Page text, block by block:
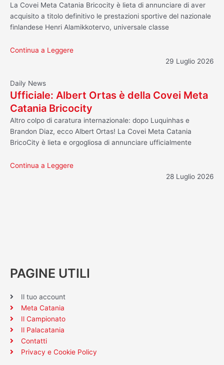
La Covei Meta Catania Bricocity è lieta di annunciare di aver
acquisito a titolo definitivo le prestazioni sportive del nazionale
finlandese Henri Alamikkotervo, universale classe
Continua a Leggere
29 Luglio 2026
Daily News
Ufficiale: Albert Ortas è della Covei Meta
Catania Bricocity
Altro colpo di caratura internazionale: dopo Luquinhas e
Brandon Diaz, ecco Albert Ortas! La Covei Meta Catania
BricoCity è lieta e orgogliosa di annunciare ufficialmente
Continua a Leggere
28 Luglio 2026
PAGINE UTILI
Il tuo account
Meta Catania
Il Campionato
Il Palacatania
Contatti
Privacy e Cookie Policy